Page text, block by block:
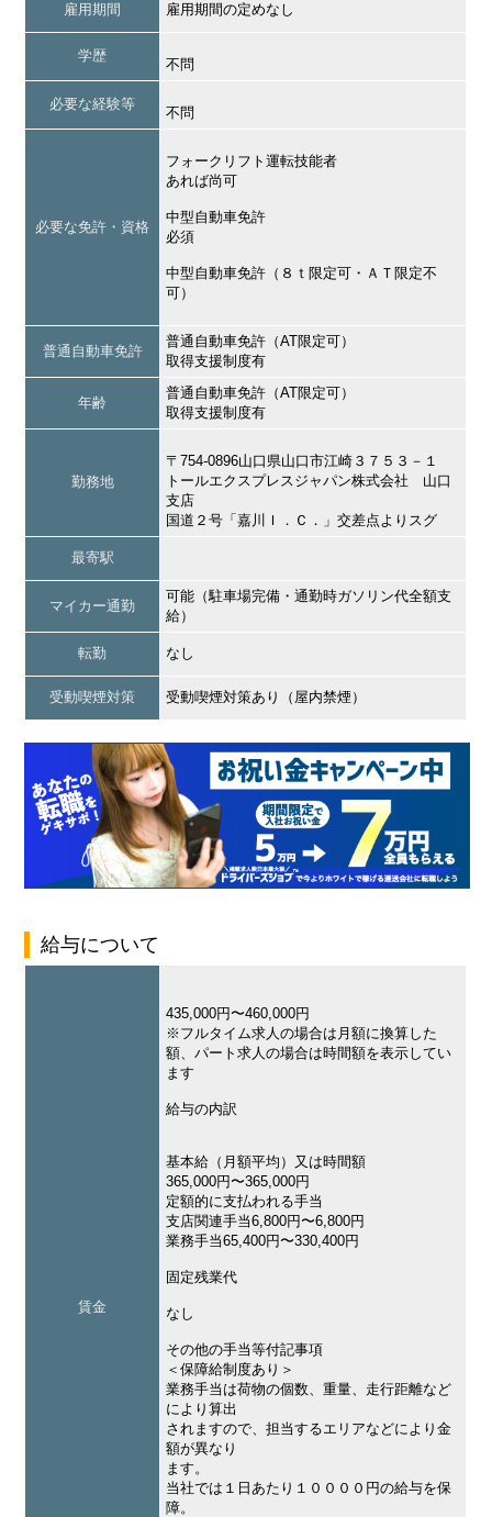
雇用期間 雇用期間の定めなし
学歴
不問
必要な経験等
不問
必要な免許・資格
フォークリフト運転技能者
あれば尚可
中型自動車免許
必須
中型自動車免許（８ｔ限定可・ＡＴ限定不
可）
普通自動車免許
普通自動車免許（AT限定可）
取得支援制度有
年齢
普通自動車免許（AT限定可）
取得支援制度有
勤務地
〒754-0896山口県山口市江崎３７５３－１
トールエクスプレスジャパン株式会社 山口
支店
国道２号「嘉川Ｉ．Ｃ．」交差点よりスグ
最寄駅
マイカー通勤
可能（駐車場完備・通勤時ガソリン代全額支
給）
転勤 なし
受動喫煙対策 受動喫煙対策あり（屋内禁煙）
給与について
賃金
435,000円〜460,000円
※フルタイム求人の場合は月額に換算した
額、パート求人の場合は時間額を表示してい
ます
給与の内訳
基本給（月額平均）又は時間額
365,000円〜365,000円
定額的に支払われる手当
支店関連手当6,800円〜6,800円
業務手当65,400円〜330,400円
固定残業代
なし
その他の手当等付記事項
＜保障給制度あり＞
業務手当は荷物の個数、重量、走行距離など
により算出
されますので、担当するエリアなどにより金
額が異なり
ます。
当社では１日あたり１００００円の給与を保
障。